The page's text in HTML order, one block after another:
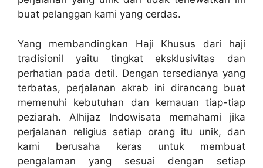
buat pelanggan kami yang cerdas.
Yang membandingkan Haji Khusus dari haji
tradisionil yaitu tingkat eksklusivitas dan
perhatian pada detil. Dengan tersedianya yang
terbatas, perjalanan akrab ini dirancang buat
memenuhi kebutuhan dan kemauan tiap-tiap
peziarah. Alhijaz Indowisata memahami jika
perjalanan religius setiap orang itu unik, dan
kami berusaha keras untuk membuat
pengalaman yang sesuai dengan setiap